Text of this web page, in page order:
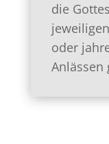
die
oder
Anlässen